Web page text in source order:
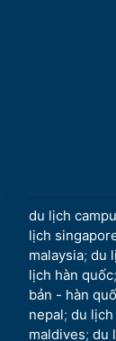
du lịch
lịch
malaysia; du
lịch hàn quốc;
bản - hàn
nepal; du
maldives; du